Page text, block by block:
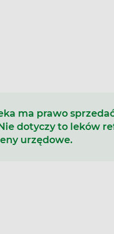
ma prawo
dotyczy to leków
urzędowe.